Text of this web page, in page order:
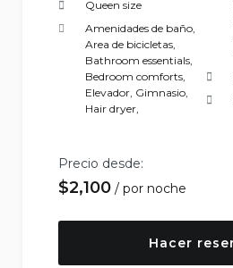
Queen size
Amenidades de baño,
Area de bicicletas,
Bathroom essentials,
Bedroom comforts,
Elevador, Gimnasio,
Hair dryer,
Precio desde:
$2,100 por noche
Hacer